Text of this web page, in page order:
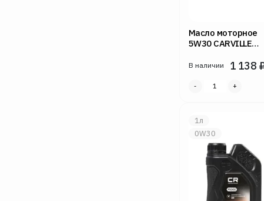
Масло моторное
5W30 CARVILLE
В наличии 1 138
1л
0W30